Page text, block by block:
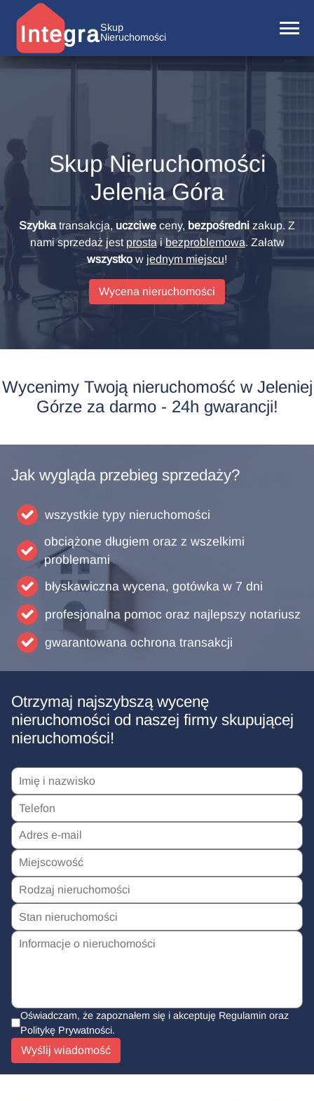
IntegraSkup
Nieruchomości
Skup Nieruchomości
Jelenia Góra
Szybkatransakcja, uczciwe ceny, bezpośredni zakup. Z
nami sprzedaż jest prostaibezproblemowa. Załatw
wszystko w jednym miejscu!
Wycena nieruchomości
Wycenimy Twoją nieruchomość w Jeleniej
Górze za darmo - 24h gwarancji!
Jak wygląda przebieg sprzedaży?
wszystkie typy nieruchomości
obciążone długiem oraz z wszelkimi
problemami
błyskawiczna wycena, gotówka w 7 dni
profesjonalna pomoc oraz najlepszy notariusz
gwarantowana ochrona transakcji
Otrzymaj najszybszą wycenę
nieruchomości od naszej firmy skupującej
nieruchomości!
Oświadczam, że zapoznałem się i akceptuję Regulamin oraz
Politykę Prywatności.
Wyślij wiadomość